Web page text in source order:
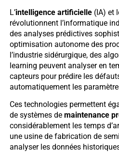
L’intelligence artificielle (IA) et
révolutionnent l’informatique
des analyses prédictives
optimisation autonome des
l’industrie sidérurgique, des
learning peuvent analyser en
capteurs pour prédire les
automatiquement les
Ces technologies permettent
de systèmes de maintenance
considérablement les temps
une usine de fabrication de
analyser les données